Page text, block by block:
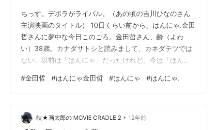
ちっす。デボラがライバル。（あの頃の吉川ひなのさん
主演映画のタイトル） 10日くらい前から、はんにゃ.金田
哲さんに夢中な今日このごろ。金田哲さん、齢（よわ
い）38歳。カナダサトシと読みまして、カネダテツでは
ない。以前は「はんにゃ」だったけれど、今は「はんに
る君へ」の感想動画をYouTubeをあげているのを知っ
て、それをほんのり楽しく観てたんですよ。お笑い芸人
なのに藤原斉信役という平安のF4の一員に大抜擢で、し
かもそれが全く違和感なくて。そんな超重要キャストの
#金田哲 #はんにゃ金田哲 #はんにゃ #はんにゃ.
映★画太郎の MOVIE CRADLE 2 • 12年前